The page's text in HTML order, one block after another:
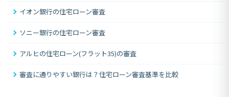
イオン銀行の住宅ローン審査
ソニー銀行の住宅ローン審査
アルヒの住宅ローン(フラット35)の審査
審査に通りやすい銀行は？住宅ローン審査基準を比較